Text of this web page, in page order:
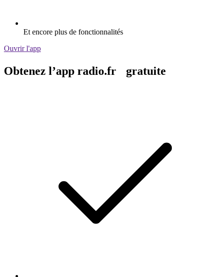
Et encore plus de fonctionnalités
Ouvrir l'app
Obtenez l’app radio.fr gratuite